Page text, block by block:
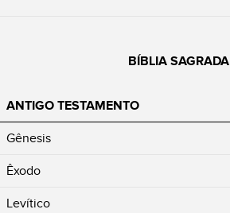
BÍBLIA SAGRADA
ANTIGO TESTAMENTO
Gênesis
Êxodo
Levítico